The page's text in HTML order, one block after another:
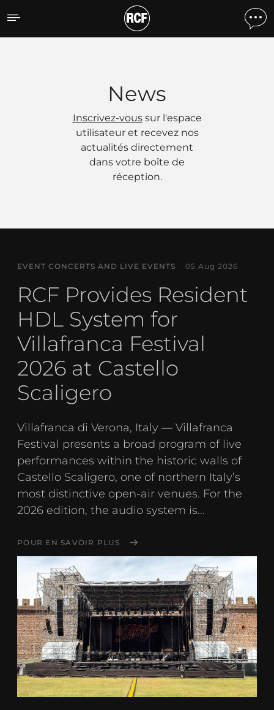
Actualités
News
Inscrivez-voussur l'espace
utilisateur et recevez nos
actualités directement
dans votre boîte de
réception.
EVENT CONCERTS AND LIVE EVENTS 05 Aug 2026
RCF Provides Resident
HDL System for
Villafranca Festival
2026 at Castello
Scaligero
Villafranca di Verona, Italy — Villafranca
Festival presents a broad program of live
performances within the historic walls of
Castello Scaligero, one of northern Italy’s
most distinctive open-air venues. For the
2026 edition, the audio system is...
POUR EN SAVOIR PLUS